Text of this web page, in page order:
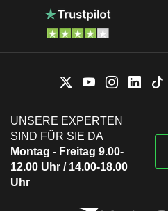
UNSERE EXPERTEN
SIND FÜR SIE DA
Montag - Freitag 9.00-
12.00 Uhr / 14.00-18.00
Uhr